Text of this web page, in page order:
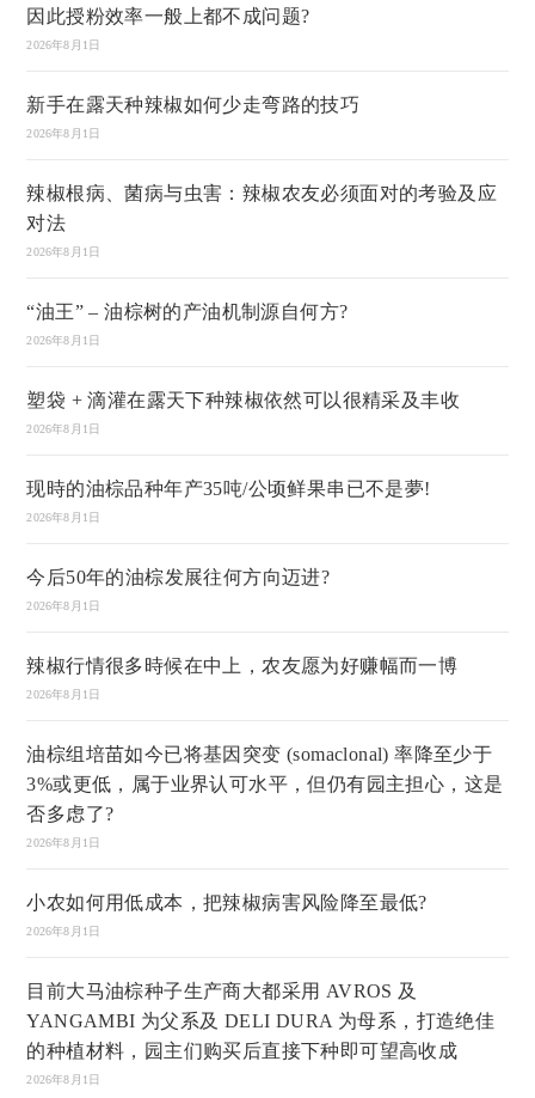
因此授粉效率一般上都不成问题?
2026年8月1日
新手在露天种辣椒如何少走弯路的技巧
2026年8月1日
辣椒根病、菌病与虫害：辣椒农友必须面对的考验及应
对法
2026年8月1日
“油王” – 油棕树的产油机制源自何方?
2026年8月1日
塑袋 + 滴灌在露天下种辣椒依然可以很精采及丰收
2026年8月1日
现時的油棕品种年产35吨/公顷鲜果串已不是夢!
2026年8月1日
今后50年的油棕发展往何方向迈进?
2026年8月1日
辣椒行情很多時候在中上，农友愿为好赚幅而一博
2026年8月1日
油棕组培苗如今已将基因突变 (somaclonal) 率降至少于
3%或更低，属于业界认可水平，但仍有园主担心，这是
否多虑了?
2026年8月1日
小农如何用低成本，把辣椒病害风险降至最低?
2026年8月1日
目前大马油棕种子生产商大都采用 AVROS 及
YANGAMBI 为父系及 DELI DURA 为母系，打造绝佳
的种植材料，园主们购买后直接下种即可望高收成
2026年8月1日